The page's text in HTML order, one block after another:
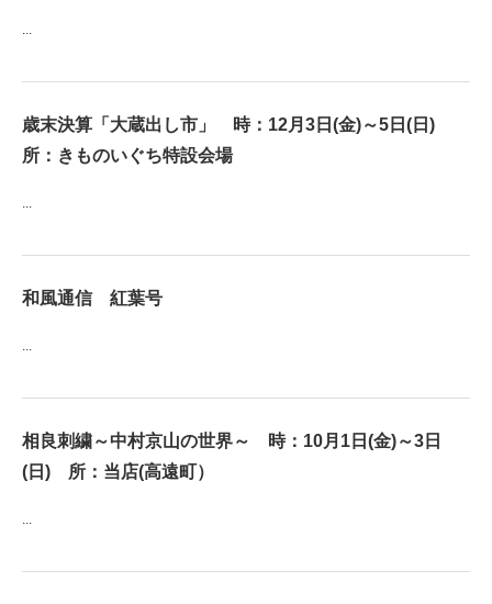
...
歳末決算「大蔵出し市」 時：12月3日(金)～5日(日)
所：きものいぐち特設会場
...
和風通信 紅葉号
...
相良刺繍～中村京山の世界～ 時：10月1日(金)～3日
(日) 所：当店(高遠町）
...